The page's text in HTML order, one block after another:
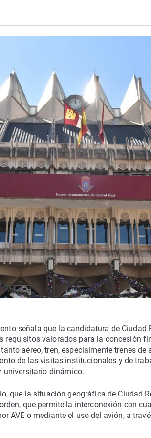
señala que la candidatura de Ciudad
requisitos valorados para la concesión
aéreo, tren, especialmente trenes de
de las visitas institucionales y de
universitario dinámico.
que la situación geográfica de Ciudad
que permite la interconexión con
AVE o mediante el uso del avión, a